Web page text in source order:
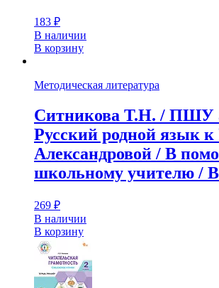
183 ₽
В наличии
В корзину
Методическая литература
Ситникова Т.Н. / ПШУ
Русский родной язык
Александровой / В
школьному учителю /
269 ₽
В наличии
В корзину